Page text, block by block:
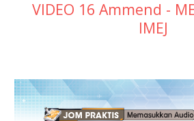
VIDEO 16 Ammend -
IMEJ